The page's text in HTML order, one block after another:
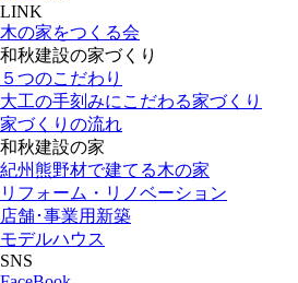
LINK
木の家をつくる会
和秋建設の家づくり
５つのこだわり
大工の手刻みにこだわる家づくり
家づくりの流れ
和秋建設の家
紀州熊野材で建てる木の家
リフォーム・リノベーション
店舗･事業用新築
モデルハウス
SNS